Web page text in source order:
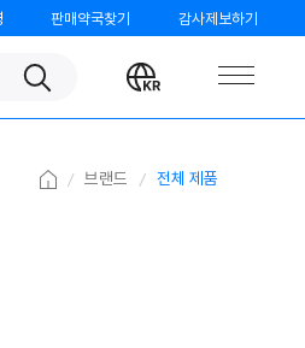
판매약국찾기 감사제보하기
Search
Change
language
Home 브랜드 전체 제품